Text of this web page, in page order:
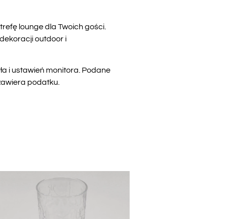
lounge dla Twoich gości.
outdoor i
i ustawień monitora. Podane
podatku.